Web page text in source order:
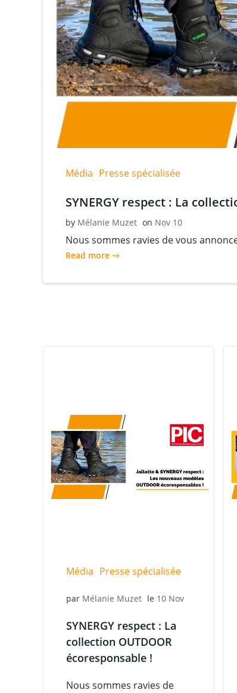
Média Presse spécialisée
SYNERGY respect : La
by Mélanie Muzet on Nov 10
Nous sommes ravies de vous
Read more
Média Presse spécialisée
par Mélanie Muzet le 10 Nov
SYNERGY respect : La
collection OUTDOOR
écoresponsable !
Nous sommes ravies de